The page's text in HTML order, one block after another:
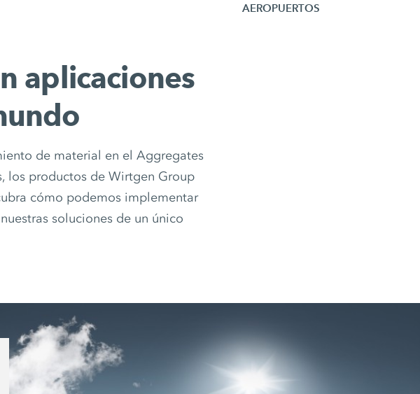
AEROPUERTOS
aplicaciones
de material en el Aggregates
los productos de Wirtgen Group
cómo podemos implementar
soluciones de un único